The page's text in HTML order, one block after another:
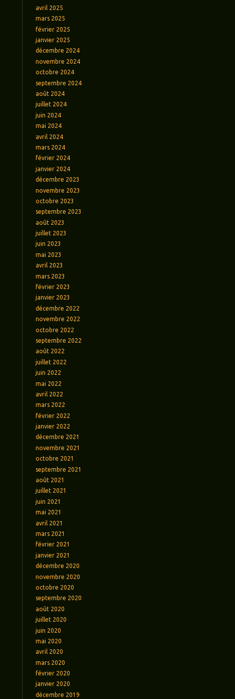
avril 2025
mars 2025
février 2025
janvier 2025
décembre 2024
novembre 2024
octobre 2024
septembre 2024
août 2024
juillet 2024
juin 2024
mai 2024
avril 2024
mars 2024
février 2024
janvier 2024
décembre 2023
novembre 2023
octobre 2023
septembre 2023
août 2023
juillet 2023
juin 2023
mai 2023
avril 2023
mars 2023
février 2023
janvier 2023
décembre 2022
novembre 2022
octobre 2022
septembre 2022
août 2022
juillet 2022
juin 2022
mai 2022
avril 2022
mars 2022
février 2022
janvier 2022
décembre 2021
novembre 2021
octobre 2021
septembre 2021
août 2021
juillet 2021
juin 2021
mai 2021
avril 2021
mars 2021
février 2021
janvier 2021
décembre 2020
novembre 2020
octobre 2020
septembre 2020
août 2020
juillet 2020
juin 2020
mai 2020
avril 2020
mars 2020
février 2020
janvier 2020
décembre 2019